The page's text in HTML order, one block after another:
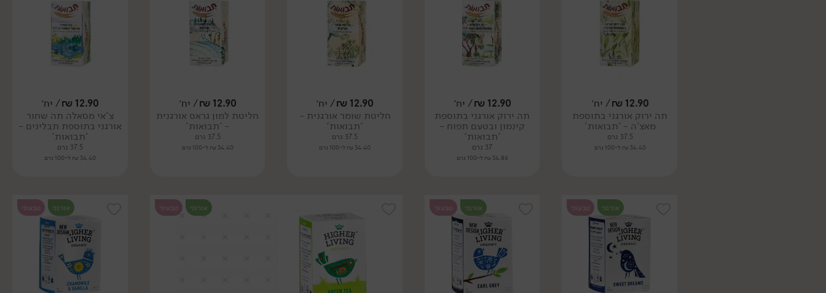
12.90
₪/ יח׳
תה ירוק אורגני בתוספת
מאצ'ה - 'תבואות'
37.5 גרם
34.40 ₪ ל-100 גרם
12.90
₪/ יח׳
תה ירוק אורגני בתוספת
קינמון ובטעם תפוח -
'תבואות'
37 גרם
34.86 ₪ ל-100 גרם
12.90
₪/ יח׳
חליטת שומר אורגנית -
'תבואות'
37.5 גרם
34.40 ₪ ל-100 גרם
12.90
₪/ יח׳
חליטת למון גראס אורגנית
- 'תבואות'
37.5 גרם
34.40 ₪ ל-100 גרם
12.90
₪/ יח׳
צ'אי מסאלה תה שחור
אורגני בתוספת תבלינים -
'תבואות'
37.5 גרם
34.40 ₪ ל-100 גרם
אורגני טבעוני אורגני טבעוני אורגני טבעוני אורגני טבעוני